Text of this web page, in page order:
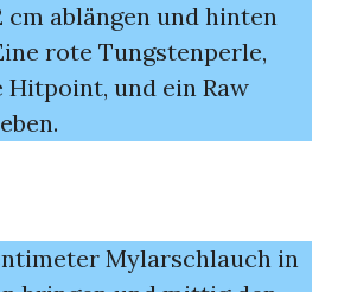
cm ablängen und hinten
rote Tungstenperle,
Hitpoint, und ein Raw
Mylarschlauch in